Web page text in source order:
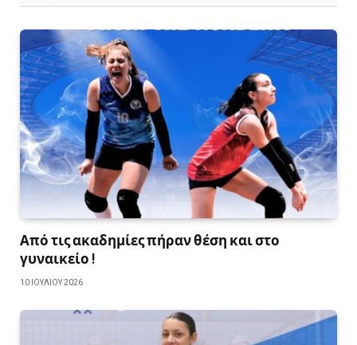
Από τις ακαδημίες πήραν θέση και στο
γυναικείο !
10 ΙΟΥΛΊΟΥ 2026